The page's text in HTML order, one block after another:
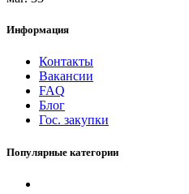
Информация
Контакты
Вакансии
FAQ
Блог
Гос. закупки
Популярные категории